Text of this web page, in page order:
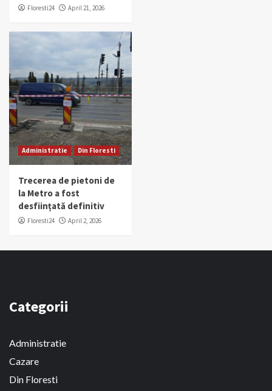
Floresti24 April 21, 2026
Administratie Din Floresti
Trecerea de pietoni de
la Metro a fost
desființată definitiv
Floresti24 April 2, 2026
Categorii
Administratie
Cazare
Din Floresti